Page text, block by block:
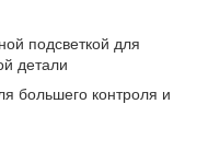
подсветкой для
детали
большего контроля и